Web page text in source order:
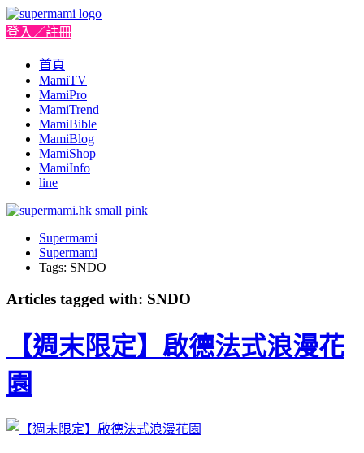
登入／註冊
首頁
MamiTV
MamiPro
MamiTrend
MamiBible
MamiBlog
MamiShop
MamiInfo
line
Supermami
Supermami
Tags: SNDO
Articles tagged with: SNDO
【週末限定】啟德法式浪漫花
園